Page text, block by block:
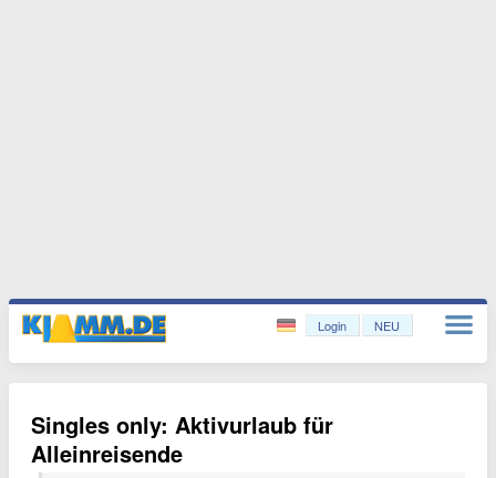
Login NEU
Singles only: Aktivurlaub für
Alleinreisende